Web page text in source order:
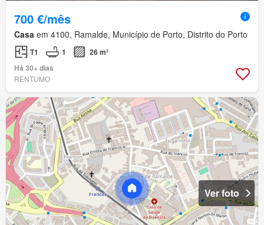
700 €/mês
Casa em 4100, Ramalde, Município de Porto, Distrito do Porto
T1 1
26 m²
Há 30+ dias
RENTUMO
Ver foto